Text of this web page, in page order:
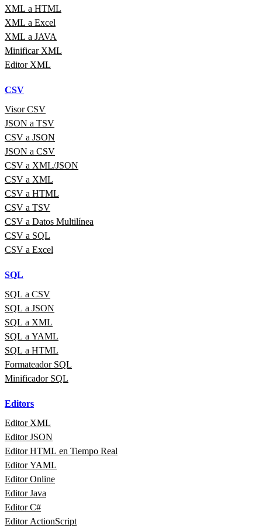
XML a HTML
XML a Excel
XML a JAVA
Minificar XML
Editor XML
CSV
Visor CSV
JSON a TSV
CSV a JSON
JSON a CSV
CSV a XML/JSON
CSV a XML
CSV a HTML
CSV a TSV
CSV a Datos Multilínea
CSV a SQL
CSV a Excel
SQL
SQL a CSV
SQL a JSON
SQL a XML
SQL a YAML
SQL a HTML
Formateador SQL
Minificador SQL
Editors
Editor XML
Editor JSON
Editor HTML en Tiempo Real
Editor YAML
Editor Online
Editor Java
Editor C#
Editor ActionScript